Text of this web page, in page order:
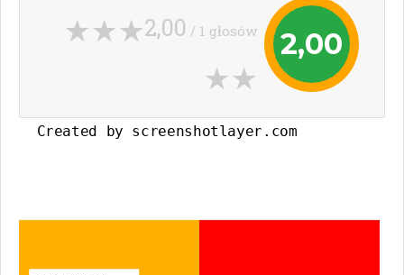
2,00
2,00 / 1 głosów